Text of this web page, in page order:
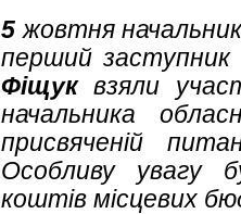
5 жовтня начальник
перший заступник
Фіщуквзяли
начальника
присвяченій
Особливу увагу
коштів місцевих